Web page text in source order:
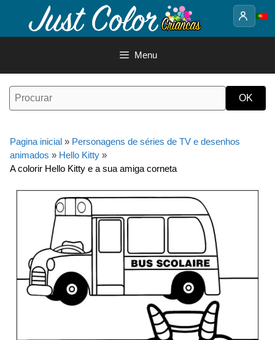
o
Menu
Pagina inicial » Personagens de séries de TV e desenhos
animados » Hello Kitty »
A colorir Hello Kitty e a sua amiga corneta